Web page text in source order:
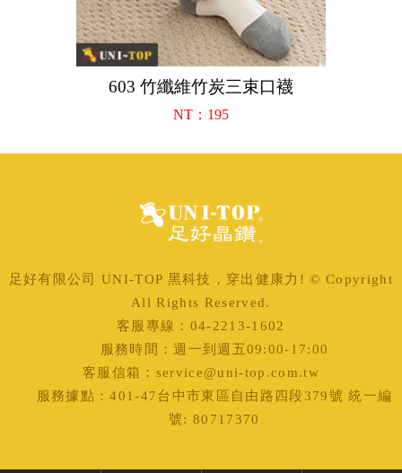
603 竹纖維竹炭三束口襪
NT：195
足好有限公司 UNI-TOP 黑科技，穿出健康力! © Copyright
All Rights Reserved.
客服專線：04-2213-1602
服務時間：週一到週五09:00-17:00
客服信箱：service@uni-top.com.tw
服務據點：401-47台中市東區自由路四段379號 統一編
號: 80717370